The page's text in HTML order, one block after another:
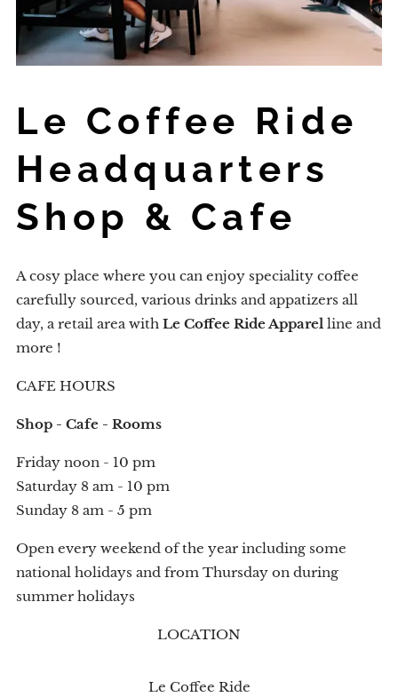
Le Coffee Ride
Headquarters
Shop & Cafe
A cosy place where you can enjoy speciality coffee
carefully sourced, various drinks and appatizers all
day, a retail area with Le Coffee Ride Apparel line and
more !
CAFE HOURS
Shop - Cafe - Rooms
Friday noon - 10 pm
Saturday 8 am - 10 pm
Sunday 8 am - 5 pm
Open every weekend of the year including some
national holidays and from Thursday on during
summer holidays
LOCATION
Le Coffee Ride